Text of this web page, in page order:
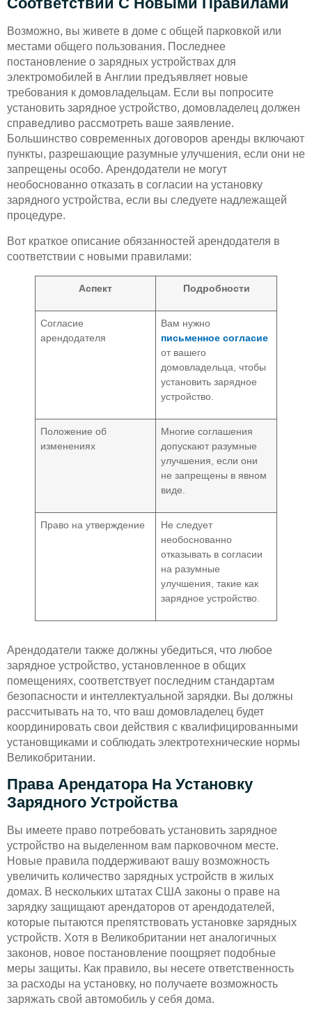
Возможно, вы живете в доме с общей парковкой или
местами общего пользования. Последнее
постановление о зарядных устройствах для
электромобилей в Англии предъявляет новые
требования к домовладельцам. Если вы попросите
установить зарядное устройство, домовладелец должен
справедливо рассмотреть ваше заявление.
Большинство современных договоров аренды включают
пункты, разрешающие разумные улучшения, если они не
запрещены особо. Арендодатели не могут
необоснованно отказать в согласии на установку
зарядного устройства, если вы следуете надлежащей
процедуре.
Вот краткое описание обязанностей арендодателя в
соответствии с новыми правилами:
Аспект Подробности
Согласие
арендодателя
Вам нужно
письменное согласие
от вашего
домовладельца, чтобы
установить зарядное
устройство.
Положение об
изменениях
Многие соглашения
допускают разумные
улучшения, если они
не запрещены в явном
виде.
Право на утверждение
Не следует
необоснованно
отказывать в согласии
на разумные
улучшения, такие как
зарядное устройство.
Арендодатели также должны убедиться, что любое
зарядное устройство, установленное в общих
помещениях, соответствует последним стандартам
безопасности и интеллектуальной зарядки. Вы должны
рассчитывать на то, что ваш домовладелец будет
координировать свои действия с квалифицированными
установщиками и соблюдать электротехнические нормы
Великобритании.
Права Арендатора На Установку
Зарядного Устройства
Вы имеете право потребовать установить зарядное
устройство на выделенном вам парковочном месте.
Новые правила поддерживают вашу возможность
увеличить количество зарядных устройств в жилых
домах. В нескольких штатах США законы о праве на
зарядку защищают арендаторов от арендодателей,
которые пытаются препятствовать установке зарядных
устройств. Хотя в Великобритании нет аналогичных
законов, новое постановление поощряет подобные
меры защиты. Как правило, вы несете ответственность
за расходы на установку, но получаете возможность
заряжать свой автомобиль у себя дома.